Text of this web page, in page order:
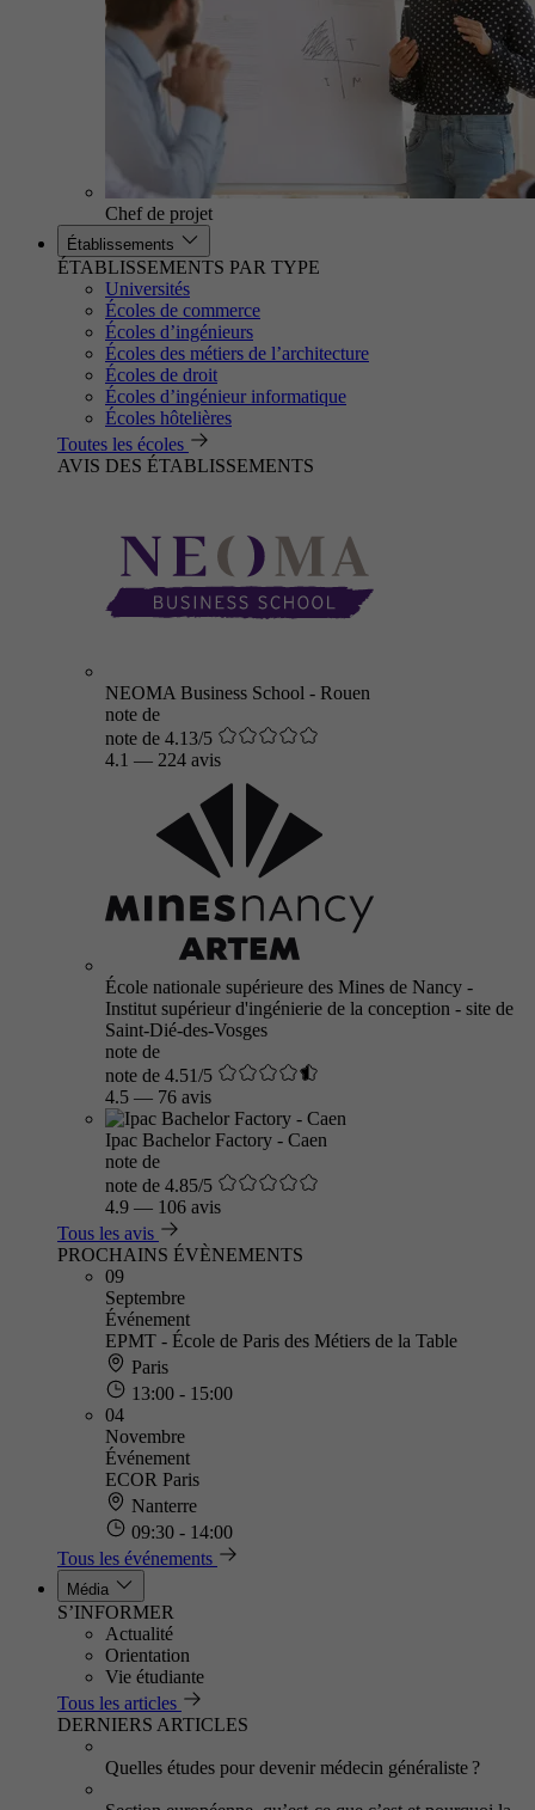
Chef de projet
Établissements
ÉTABLISSEMENTS PAR TYPE
Universités
Écoles de commerce
Écoles d’ingénieurs
Écoles des métiers de l’architecture
Écoles de droit
Écoles d’ingénieur informatique
Écoles hôtelières
Toutes les écoles
AVIS DES ÉTABLISSEMENTS
NEOMA Business School - Rouen
note de
note de 4.13/5
4.1 — 224 avis
École nationale supérieure des Mines de Nancy -
Institut supérieur d'ingénierie de la conception - site de
Saint-Dié-des-Vosges
note de
note de 4.51/5
4.5 — 76 avis
Ipac Bachelor Factory - Caen
note de
note de 4.85/5
4.9 — 106 avis
Tous les avis
PROCHAINS ÉVÈNEMENTS
09
Septembre
Événement
EPMT - École de Paris des Métiers de la Table
Paris
13:00 - 15:00
04
Novembre
Événement
ECOR Paris
Nanterre
09:30 - 14:00
Tous les événements
Média
S’INFORMER
Actualité
Orientation
Vie étudiante
Tous les articles
DERNIERS ARTICLES
Quelles études pour devenir médecin généraliste ?